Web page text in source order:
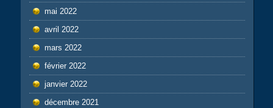
mai 2022
avril 2022
mars 2022
février 2022
janvier 2022
décembre 2021